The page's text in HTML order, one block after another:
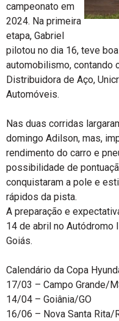
campeonato em
2024. Na primeira
etapa, Gabriel
pilotou no dia 16, teve
automobilismo, contando
Distribuidora de Aço,
Automóveis.
Nas duas corridas
domingo Adilson, mas,
rendimento do carro e
possibilidade de
conquistaram a pole e
rápidos da pista.
A preparação e
14 de abril no Autódromo
Goiás.
Calendário da Copa
17/03 – Campo Grande/
14/04 – Goiânia/GO
16/06 – Nova Santa Rita/